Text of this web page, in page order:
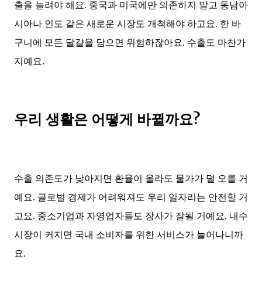
출을 늘려야 해요. 중국과 미국에만 의존하지 말고 동남아
시아나 인도 같은 새로운 시장도 개척해야 하고요. 한 바
구니에 모든 달걀을 담으면 위험하잖아요. 수출도 마찬가
지예요.
우리 생활은 어떻게 바뀔까요?
수출 의존도가 낮아지면 환율이 올라도 물가가 덜 오를 거
예요. 글로벌 경제가 어려워져도 우리 일자리는 안전할 거
고요. 중소기업과 자영업자들도 장사가 잘될 거예요. 내수
시장이 커지면 국내 소비자를 위한 서비스가 늘어나니까
요.